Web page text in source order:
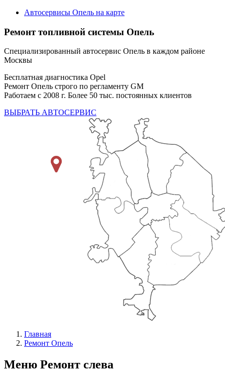
Автосервисы Опель на карте
Ремонт топливной системы Опель
Специализированный автосервис Опель в каждом районе
Москвы
Бесплатная диагностика Opel
Ремонт Опель строго по регламенту GM
Работаем с 2008 г. Более 50 тыс. постоянных клиентов
ВЫБРАТЬ АВТОСЕРВИС
Главная
Ремонт Опель
Меню Ремонт слева